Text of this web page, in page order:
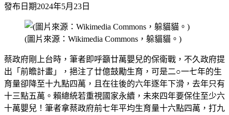
發布日期2024年5月23日
(圖片來源：Wikimedia Commons，躲貓貓。)
蔡政府剛上台時，筆者即呼籲廿萬嬰兒的保衛戰，不久政府提
出「前瞻計畫」，挹注了廿億鼓勵生育，可是二○一七年的生
育量卻降至十九點四萬，且在往後的六年逐年下滑，去年只有
十三點五萬。賴總統若重視國家永續，未來四年要保住至少六
十萬嬰兒！筆者拿蔡政府前七年平均生育量十六點四萬，打九